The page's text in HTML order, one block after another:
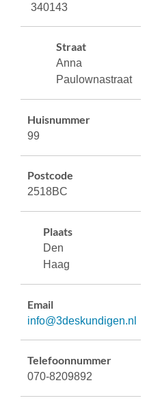
340143
Straat
Anna
Paulownastraat
Huisnummer
99
Postcode
2518BC
Plaats
Den
Haag
Email
info@3deskundigen.nl
Telefoonnummer
070-8209892